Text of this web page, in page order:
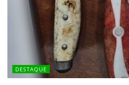
DESTAQUE